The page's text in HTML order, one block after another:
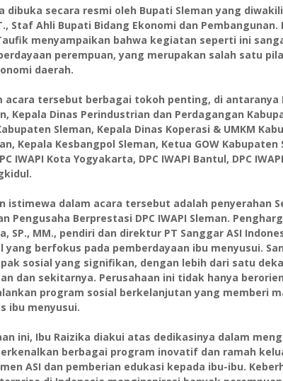
dibuka secara resmi oleh Bupati Sleman yang
Staf Ahli Bupati Bidang Ekonomi dan Pembangunan.
menyampaikan bahwa kegiatan seperti ini
perempuan, yang merupakan salah satu
daerah.
acara tersebut berbagai tokoh penting, di antaranya
Kepala Dinas Perindustrian dan Perdagangan
Sleman, Kepala Dinas Koperasi & UMKM
Kepala Kesbangpol Sleman, Ketua GOW Kabupaten
IWAPI Kota Yogyakarta, DPC IWAPI Bantul, DPC
istimewa dalam acara tersebut adalah penyerahan
Pengusaha Berprestasi DPC IWAPI Sleman.
SP., MM., pendiri dan direktur PT Sanggar ASI
yang berfokus pada pemberdayaan ibu menyusui.
sosial yang signifikan, dengan lebih dari satu
dan sekitarnya. Perusahaan ini tidak hanya
program sosial berkelanjutan yang memberi
ibu menyusui.
ini, Ibu Raizika diakui atas dedikasinya dalam
berbagai program inovatif dan ramah
ASI dan pemberian edukasi kepada ibu-ibu.